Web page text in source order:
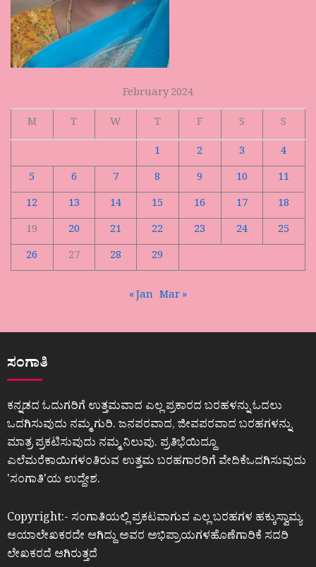
February 2024
M
T W T F S
S
1
2 3
4
5
6 7 8 9 10
11
12
13 14 15 16 17
18
19
20 21 22 23 24
25
26
27 28 29
« Jan Mar »
ಸಂಗಾತಿ
ಕನ್ನಡದ ಓದುಗರಿಗೆ ಉತ್ತಮವಾದ ಎಲ್ಲ ಪ್ರಕಾರದ ಬರಹಳನ್ನು ಓದಲು
ಒದಗಿಸುವುದು ನಮ್ಮ ಗುರಿ. ಜನಪರವಾದ, ಜೀವಪರವಾದ ಬರಹಗಳನ್ನು
ಮಾತ್ರ ಪ್ರಕಟಿಸುವುದು ನಮ್ಮ ನಿಲುವು. ಪ್ರತಿಭೆಯಿದ್ದೂ
ಎಲೆಮರೆಕಾಯಿಗಳಂತಿರುವ ಉತ್ತಮ ಬರಹಗಾರರಿಗೆ ವೇದಿಕೆಒದಗಿಸುವುದು
ʼಸಂಗಾತಿʼಯ ಉದ್ದೇಶ.
Copyright:- ಸಂಗಾತಿಯಲ್ಲಿ ಪ್ರಕಟವಾಗುವ ಎಲ್ಲ ಬರಹಗಳ ಹಕ್ಕುಸ್ವಾಮ್ಯ
ಆಯಾಲೇಖಕರದೇ ಆಗಿದ್ದು ಅವರ ಅಭಿಪ್ರಾಯಗಳಹೊಣೆಗಾರಿಕೆ ಸದರಿ
ಲೇಖಕರದೆ ಆಗಿರುತ್ತದೆ